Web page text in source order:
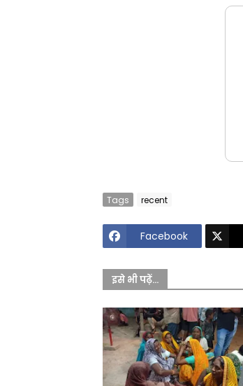
Tags recent
Facebook
इसे भी पढ़ें...